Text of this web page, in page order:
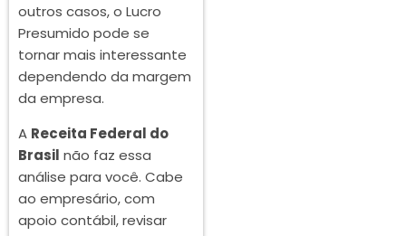
outros casos, o Lucro
Presumido pode se
tornar mais interessante
dependendo da margem
da empresa.
A Receita Federal do
Brasil não faz essa
análise para você. Cabe
ao empresário, com
apoio contábil, revisar